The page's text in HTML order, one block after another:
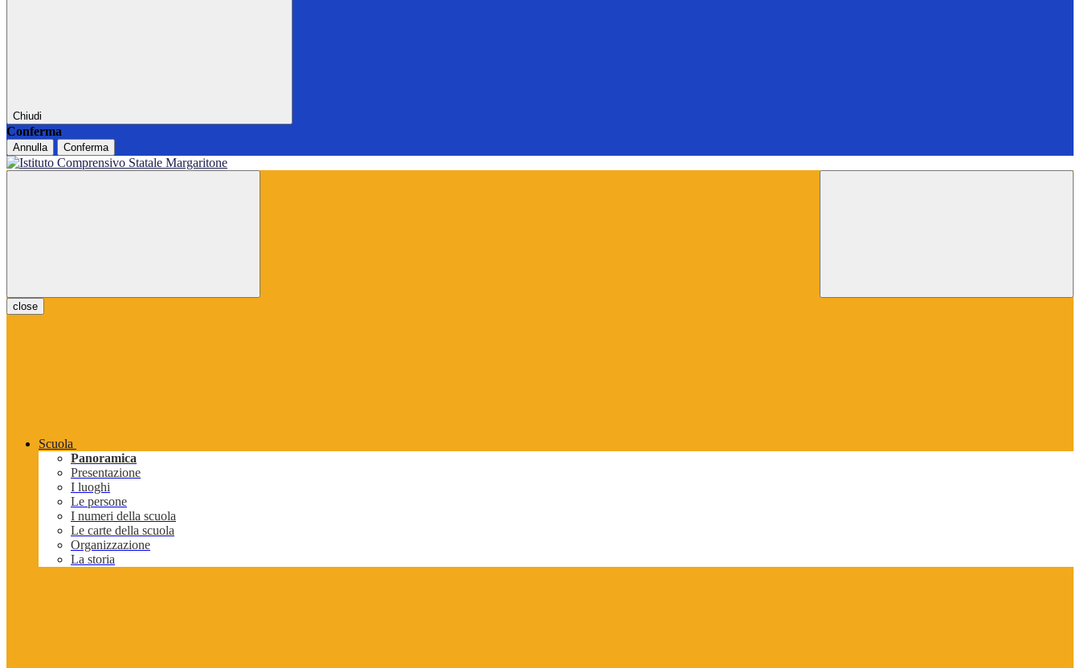
Chiudi
Conferma
Annulla Conferma
close
Scuola
Panoramica
Presentazione
I luoghi
Le persone
I numeri della scuola
Le carte della scuola
Organizzazione
La storia